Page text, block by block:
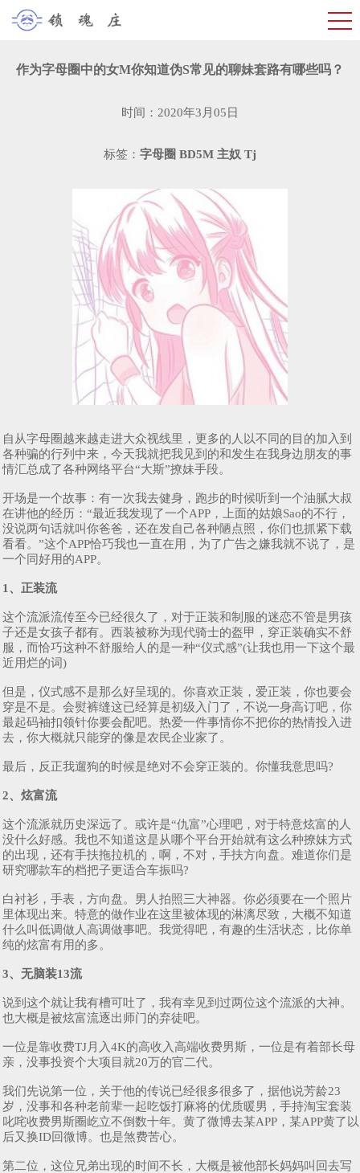
作为字母圈中的女M你知道伪S常见的聊妹套路有哪些吗？
时间：2020年3月05日
标签： 字母圈 BD5M 主奴 Tj
自从字母圈越来越走进大众视线里，更多的人以不同的目的加入到
各种骗的行列中来，今天我就把我见到的和发生在我身边朋友的事
情汇总成了各种网络平台“大斯”撩妹手段。
开场是一个故事：有一次我去健身，跑步的时候听到一个油腻大叔
在讲他的经历：“最近我发现了一个APP，上面的姑娘Sao的不行，
没说两句话就叫你爸爸，还在发自己各种陋点照，你们也抓紧下载
看看。”这个APP恰巧我也一直在用，为了广告之嫌我就不说了，是
一个同好用的APP。
1、正装流
这个流派流传至今已经很久了，对于正装和制服的迷恋不管是男孩
子还是女孩子都有。西装被称为现代骑士的盔甲，穿正装确实不舒
服，而恰巧这种不舒服给人的是一种“仪式感”(让我也用一下这个最
近用烂的词)
但是，仪式感不是那么好呈现的。你喜欢正装，爱正装，你也要会
穿是不是。会熨裤缝这已经算是初级入门了，不说一身高订吧，你
最起码袖扣领针你要会配吧。热爱一件事情你不把你的热情投入进
去，你大概就只能穿的像是农民企业家了。
最后，反正我遛狗的时候是绝对不会穿正装的。你懂我意思吗?
2、炫富流
这个流派就历史深远了。或许是“仇富”心理吧，对于特意炫富的人
没什么好感。我也不知道这是从哪个平台开始就有这么种撩妹方式
的出现，还有手扶拖拉机的，啊，不对，手扶方向盘。难道你们是
研究哪款车的档把子更适合车振吗?
白衬衫，手表，方向盘。男人拍照三大神器。你必须要在一个照片
里体现出来。特意的做作业在这里被体现的淋漓尽致，大概不知道
什么叫低调做人高调做事吧。我觉得吧，有趣的生活状态，比你单
纯的炫富有用的多。
3、无脑装13流
说到这个就让我有槽可吐了，我有幸见到过两位这个流派的大神。
也大概是被炫富流逐出师门的弃徒吧。
一位是靠收费TJ月入4K的高收入高端收费男斯，一位是有着部长母
亲，没事投资个大项目就20万的官二代。
我们先说第一位，关于他的传说已经很多很多了，据他说芳龄23
岁，没事和各种老前辈一起吃饭打麻将的优质暖男，手持淘宝套装
叱咤收费男斯圈屹立不倒数十年。黄了微博去某APP，某APP黄了以
后又换ID回微博。也是煞费苦心。
第二位，这位兄弟出现的时间不长，大概是被他部长妈妈叫回去写